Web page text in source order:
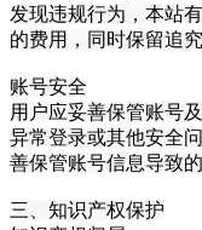
发现违规行为，本站
的费用，同时保留追
账号安全
用户应妥善保管账号
异常登录或其他安全
善保管账号信息导致
三、知识产权保护